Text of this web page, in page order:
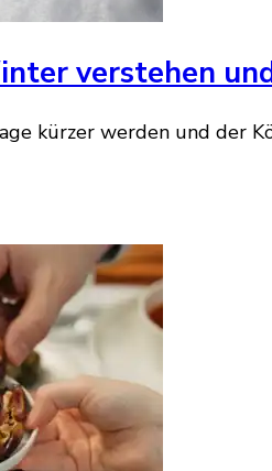
verstehen
kürzer werden und der